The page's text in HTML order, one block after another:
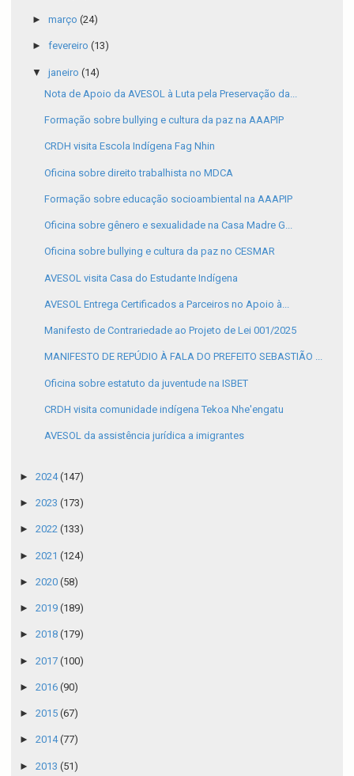
► março (24)
► fevereiro (13)
▼ janeiro (14)
Nota de Apoio da AVESOL à Luta pela Preservação da...
Formação sobre bullying e cultura da paz na AAAPIP
CRDH visita Escola Indígena Fag Nhin
Oficina sobre direito trabalhista no MDCA
Formação sobre educação socioambiental na AAAPIP
Oficina sobre gênero e sexualidade na Casa Madre G...
Oficina sobre bullying e cultura da paz no CESMAR
AVESOL visita Casa do Estudante Indígena
AVESOL Entrega Certificados a Parceiros no Apoio à...
Manifesto de Contrariedade ao Projeto de Lei 001/2025
MANIFESTO DE REPÚDIO À FALA DO PREFEITO SEBASTIÃO ...
Oficina sobre estatuto da juventude na ISBET
CRDH visita comunidade indígena Tekoa Nhe'engatu
AVESOL da assistência jurídica a imigrantes
► 2024(147)
► 2023 (173)
► 2022 (133)
► 2021 (124)
► 2020 (58)
► 2019 (189)
► 2018 (179)
► 2017 (100)
► 2016 (90)
► 2015 (67)
► 2014(77)
► 2013 (51)